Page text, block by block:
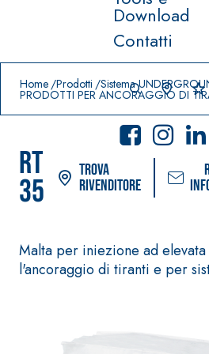
Download
Contatti
Home Prodotti Sistema
PRODOTTI PER ANCORAGGIO DI
RT
35
Trova
rivenditore
Malta per iniezione ad
l'ancoraggio di tiranti e per
Prodotti in primo piano
Sistema POSA
PAVIMENTI E
RIVESTIMENTI
AQUAZIP ONE PRO